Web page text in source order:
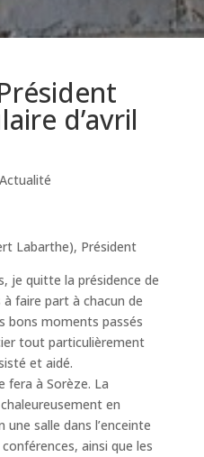
d’avril
Actualité
Labarthe), Président
je quitte la présidence de
faire part à chacun de
bons moments passés
tout particulièrement
et aidé.
fera à Sorèze. La
en
salle dans l’enceinte
ainsi que les